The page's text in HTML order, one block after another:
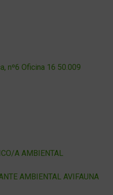
nº6 Oficina 16 50.009
A AMBIENTAL
AMBIENTAL AVIFAUNA